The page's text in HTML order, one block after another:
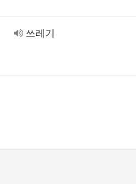
쓰레기